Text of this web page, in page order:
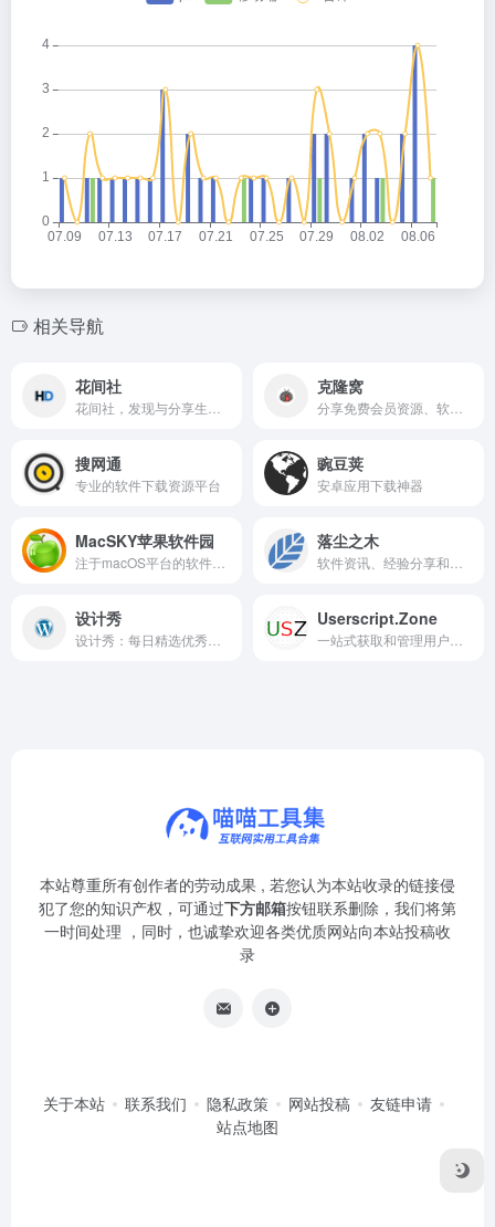
相关导航
花间社 克隆窝
搜网通
专业的软件下载资源平台
豌豆荚
安卓应用下载神器
MacSKY苹果软件园 落尘之木
设计秀 Userscript.Zone
本站尊重所有创作者的劳动成果 , 若您认为本站收录的链接侵
犯了您的知识产权，可通过下方邮箱按钮联系删除，我们将第
一时间处理 ，同时，也诚挚欢迎各类优质网站向本站投稿收
录
关于本站 联系我们 隐私政策 网站投稿
友链申请
站点地图